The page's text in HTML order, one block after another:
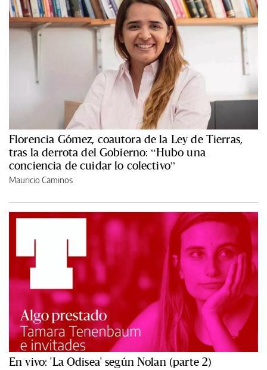
Florencia Gómez, coautora de la Ley de Tierras,
tras la derrota del Gobierno: “Hubo una
conciencia de cuidar lo colectivo”
Mauricio Caminos
En vivo: 'La Odisea' según Nolan (parte 2)